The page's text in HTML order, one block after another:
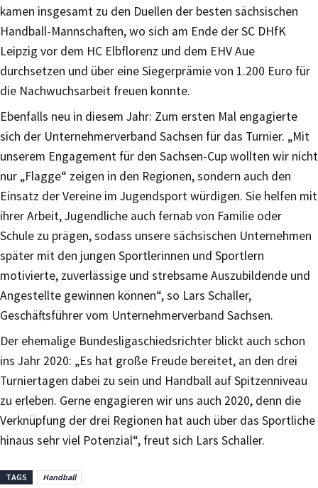
kamen insgesamt zu den Duellen der besten sächsischen
Handball-Mannschaften, wo sich am Ende der SC DHfK
Leipzig vor dem HC Elbflorenz und dem EHV Aue
durchsetzen und über eine Siegerprämie von 1.200 Euro für
die Nachwuchsarbeit freuen konnte.
Ebenfalls neu in diesem Jahr: Zum ersten Mal engagierte
sich der Unternehmerverband Sachsen für das Turnier. „Mit
unserem Engagement für den Sachsen-Cup wollten wir nicht
nur „Flagge“ zeigen in den Regionen, sondern auch den
Einsatz der Vereine im Jugendsport würdigen. Sie helfen mit
ihrer Arbeit, Jugendliche auch fernab von Familie oder
Schule zu prägen, sodass unsere sächsischen Unternehmen
später mit den jungen Sportlerinnen und Sportlern
motivierte, zuverlässige und strebsame Auszubildende und
Angestellte gewinnen können“, so Lars Schaller,
Geschäftsführer vom Unternehmerverband Sachsen.
Der ehemalige Bundesligaschiedsrichter blickt auch schon
ins Jahr 2020: „Es hat große Freude bereitet, an den drei
Turniertagen dabei zu sein und Handball auf Spitzenniveau
zu erleben. Gerne engagieren wir uns auch 2020, denn die
Verknüpfung der drei Regionen hat auch über das Sportliche
hinaus sehr viel Potenzial“, freut sich Lars Schaller.
TAGS Handball